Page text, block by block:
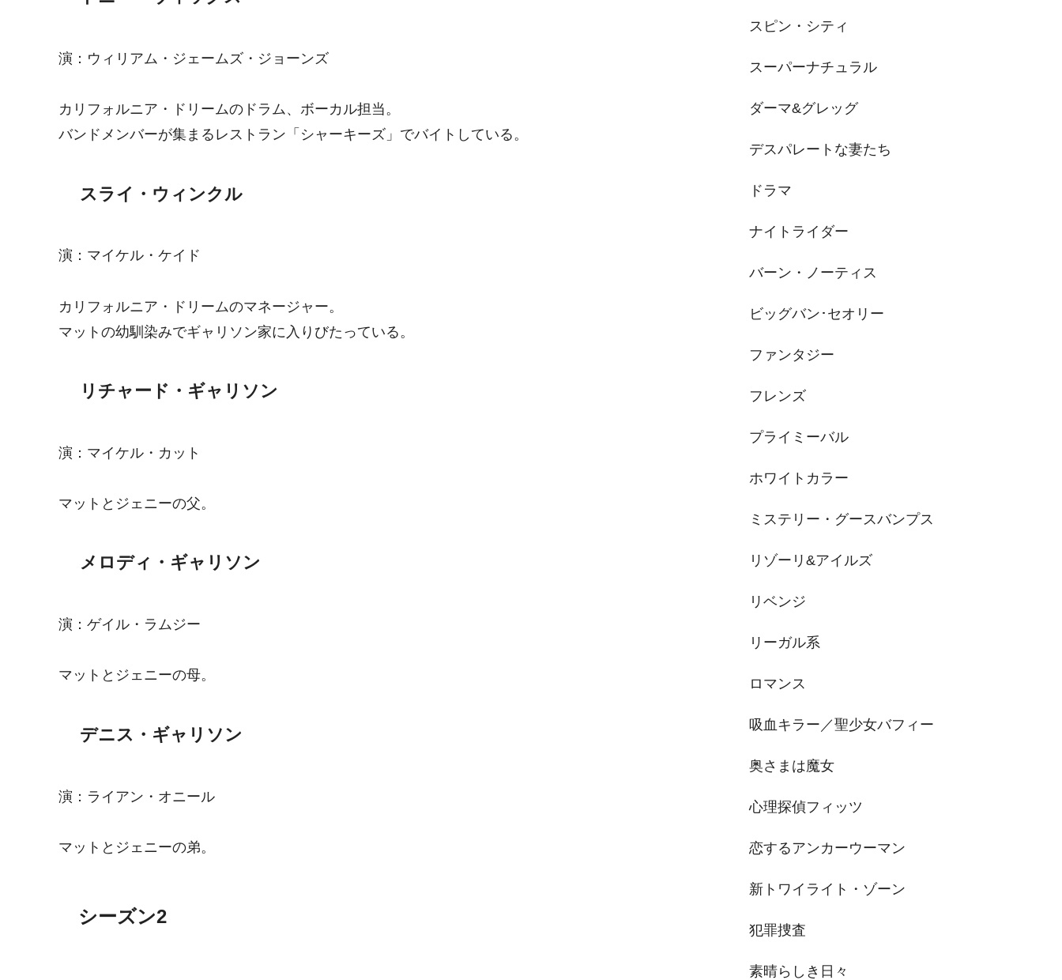
演：ウィリアム・ジェームズ・ジョーンズ
カリフォルニア・ドリームのドラム、ボーカル担当。
バンドメンバーが集まるレストラン「シャーキーズ」でバイトしている。
スライ・ウィンクル
演：マイケル・ケイド
カリフォルニア・ドリームのマネージャー。
マットの幼馴染みでギャリソン家に入りびたっている。
リチャード・ギャリソン
演：マイケル・カット
マットとジェニーの父。
メロディ・ギャリソン
演：ゲイル・ラムジー
マットとジェニーの母。
デニス・ギャリソン
演：ライアン・オニール
マットとジェニーの弟。
シーズン2
スピン・シティ
スーパーナチュラル
ダーマ&グレッグ
デスパレートな妻たち
ドラマ
ナイトライダー
バーン・ノーティス
ビッグバン･セオリー
ファンタジー
フレンズ
プライミーバル
ホワイトカラー
ミステリー・グースバンプス
リゾーリ&アイルズ
リベンジ
リーガル系
ロマンス
吸血キラー／聖少女バフィー
奥さまは魔女
心理探偵フィッツ
恋するアンカーウーマン
新トワイライト・ゾーン
犯罪捜査
素晴らしき日々